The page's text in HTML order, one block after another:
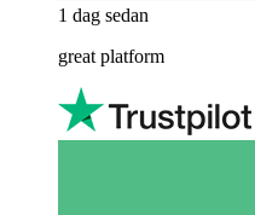
1 dag sedan
great platform